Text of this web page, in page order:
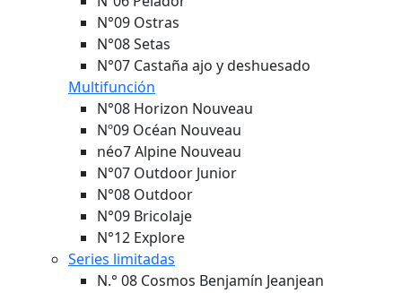
N°09 Ostras
N°08 Setas
N°07 Castaña ajo y deshuesado
Multifunción
N°08 Horizon Nouveau
Nº09 Océan Nouveau
néo7 Alpine Nouveau
N°07 Outdoor Junior
N°08 Outdoor
N°09 Bricolaje
N°12 Explore
Series limitadas
N.° 08 Cosmos Benjamín Jeanjean